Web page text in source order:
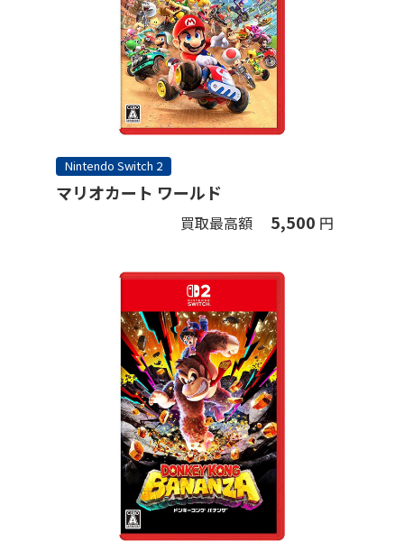
Nintendo Switch 2
マリオカート ワールド
買取最高額 5,500 円